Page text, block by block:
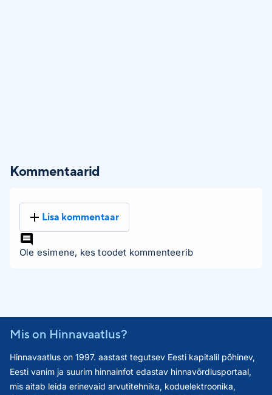
Kommentaarid
Lisa kommentaar
Ole esimene, kes toodet kommenteerib
Mis on Hinnavaatlus?
Hinnavaatlus on 1997. aastast tegutsev Eesti kapitalil põhinev,
Eesti vanim ja suurim hinnainfot edastav hinnavõrdlusportaal,
mis aitab leida erinevaid arvutitehnika, koduelektroonika,